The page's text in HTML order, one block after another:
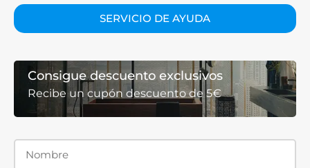
SERVICIO DE AYUDA
Consigue descuento exclusivos
Recibe un cupón descuento de 5€